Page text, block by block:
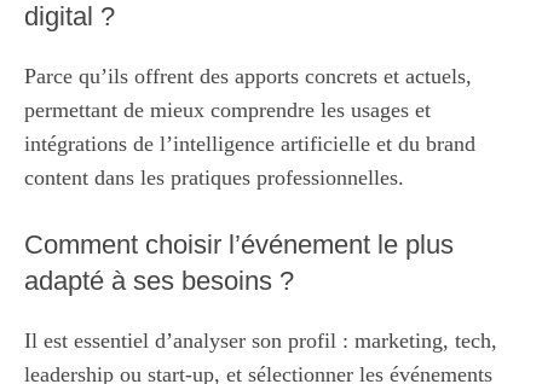
digital ?
Parce qu’ils offrent des apports concrets et actuels,
permettant de mieux comprendre les usages et
intégrations de l’intelligence artificielle et du brand
content dans les pratiques professionnelles.
Comment choisir l’événement le plus
adapté à ses besoins ?
Il est essentiel d’analyser son profil : marketing, tech,
leadership ou start-up, et sélectionner les événements